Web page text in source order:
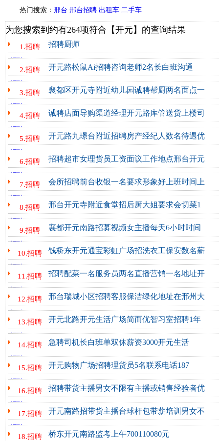
热门搜索 ： 邢台 邢台招聘 出租车 二手车
为您搜索到约有264项符合【开元 】的查询结果
1.招聘 招聘厨师
邢台开元北路招家常菜厨师一名，工资六千起，15081498886...
http://www.xt03.cc/xinxi/zhaopin/80523.html - 2026-03-29
招聘
2.招聘 开元路松鼠Ai招聘咨询老师2名长白班沟通
开元路松鼠Ai招聘咨询老师2名，长白班、沟通能力强，督学老师2名
13273677639...
http://www.xt03.cc/xinxi/zhaopin/80325.html - 2026-03-11
招聘
3.招聘 襄都区开元寺附近幼儿园诚聘帮厨两名面点一
襄都区开元寺附近幼儿园诚聘帮厨两名，面点一名，要求有相关工作
3333169...
http://www.xt03.cc/xinxi/zhaopin/80264.html - 2026-02-17
招聘
4.招聘 诚聘店面导购渠道经理开元路库管送货上楼司
诚聘店面导购、渠道经理（开元路）库管、送货上楼司机（东华路
17370991992...
http://www.xt03.cc/xinxi/zhaopin/80204.html - 2026-02-10
招聘
5.招聘 开元路九璟台附近招聘房产经纪人数名待遇优
开元路九璟台附近，招聘房产经纪人数名，待遇优厚，底薪加提成，
http://www.xt03.cc/xinxi/zhaopin/80122.html - 2026-02-09
招聘
6.招聘 招聘超市女理货员工资面议工作地点邢台开元
招聘超市（女）理货员工资面议，工作地点邢台开元北路县医院对面
http://www.xt03.cc/xinxi/zhaopin/80087.html - 2026-02-06
招聘
7.招聘 会所招聘前台收银一名要求形象好上班时间上
会所招聘前台收银一名，要求形象好，上班时间上午10点到晚上9点
电话19131970055...
http://www.xt03.cc/xinxi/zhaopin/80077.html - 2026-02-05
招聘
8.招聘 邢台开元寺附近食堂招后厨大姐要求会切菜1
邢台开元寺附近食堂，招后厨大姐，要求会切菜，13230954444。...
http://www.xt03.cc/xinxi/zhaopin/79994.html - 2026-01-25
招聘
9.招聘 襄都开元南路招募视频女主播每天6小时时间
襄都开元南路招募视频女主播，每天6小时，时间自由，到手5000+，
http://www.xt03.cc/xinxi/zhaopin/79774.html - 2025-09-03
招聘
10.招聘 钱桥东开元通宝彩虹广场招洗衣工保安数名薪
钱桥东开元通宝彩虹广场招洗衣工、保安数名薪资面议 联系电话
http://www.xt03.cchttp://qinghe.xt03.cc/zhaopin/79610.html - 2025-
招聘
11.招聘 招聘配菜一名服务员两名直播营销一名地址开
招聘配菜一名，服务员两名，直播营销一名地址开元南路电话
http://www.xt03.cchttp://weixian.xt03.cc/zhaopin/79593.html - 2025-
招聘
12.招聘 邢台瑞城小区招聘客服保洁绿化地址在邢州大
邢台瑞城小区招聘客服、保洁、绿化。地址在邢州大道与开元路交叉
http://www.xt03.cchttp://qinghe.xt03.cc/zhaopin/79484.html - 2025-
招聘
13.招聘 开元北路开元生活广场简而优智习室招聘1年
开元北路开元生活广场简而优智习室招聘? 1.年龄25—50，运营/顾问
销售、学生管理。热情、沟通能力强。(从事过销售、陪读家长优先)
http://www.xt03.cchttp://nanhe.xt03.cc/zhaopin/79421.html - 2025-
招聘
14.招聘 急聘司机长白班单双休薪资3000开元生活
急聘司机，长白班，单双休，薪资3000，开元生活广告C座公寓，联
http://www.xt03.cc/xinxi/zhaopin/79211.html - 2025-08-29
招聘
15.招聘 开元购物广场招聘理货员5名联系电话187
开元购物广场招聘理货员5名， 联系电话:18730902373 地址:公园东
物广场...
http://www.xt03.cc/xinxi/zhaopin/79005.html - 2025-08-27
招聘
16.招聘 招聘带货主播男女不限有主播或销售经验者优
招聘带货主播，男女不限，有主播或销售经验者优先，襄都区开元南
18631971295...
http://www.xt03.cc/xinxi/zhaopin/78796.html - 2025-08-25
招聘
17.招聘 开元南路招带货主播台球杆包带薪培训男女不
开元南路招带货主播，台球杆、包，带薪培训，男女不限，25岁以上
18631971295...
http://www.xt03.cc/xinxi/zhaopin/78591.html - 2025-08-23
招聘
18.招聘 桥东开元南路监考上午700110080元